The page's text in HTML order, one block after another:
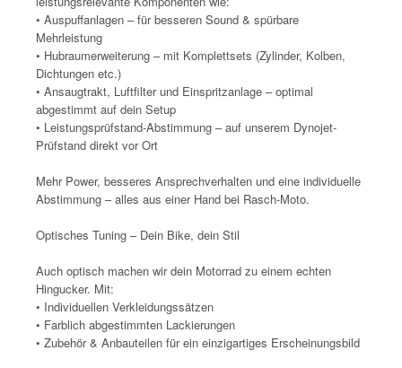
• Auspuffanlagen – für besseren Sound & spürbare
Mehrleistung
• Hubraumerweiterung – mit Komplettsets (Zylinder, Kolben,
Dichtungen etc.)
• Ansaugtrakt, Luftfilter und Einspritzanlage – optimal
abgestimmt auf dein Setup
• Leistungsprüfstand-Abstimmung – auf unserem Dynojet-
Prüfstand direkt vor Ort
Mehr Power, besseres Ansprechverhalten und eine individuelle
Abstimmung – alles aus einer Hand bei Rasch-Moto.
Optisches Tuning – Dein Bike, dein Stil
Auch optisch machen wir dein Motorrad zu einem echten
Hingucker. Mit:
• Individuellen Verkleidungssätzen
• Farblich abgestimmten Lackierungen
• Zubehör & Anbauteilen für ein einzigartiges Erscheinungsbild